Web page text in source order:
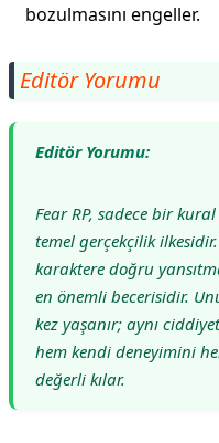
bozulmasını engeller.
Editör Yorumu
Editör Yorumu:
Fear RP, sadece bir
temel gerçekçilik
karaktere doğru
en önemli becerisidir.
kez yaşanır; aynı
hem kendi deneyimini
değerli kılar.